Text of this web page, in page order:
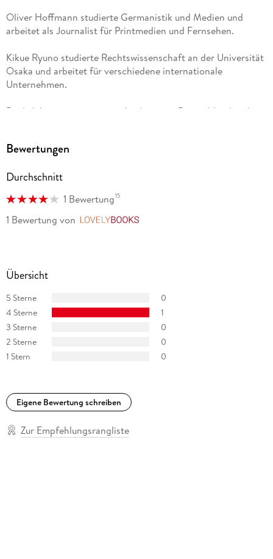
Oliver Hoffmann studierte Germanistik und Medien und
arbeitet als Journalist für Printmedien und Fernsehen.
Kikue Ryuno studierte Rechtswissenschaft an der Universität
Osaka und arbeitet für verschiedene internationale
Unternehmen.
Beide leben gemeinsam wechselweise in Deutschland und
Kultur mit dem Blick der Japanerin auf das scheinbar
Authentizität.
Bewertungen
Durchschnitt
1 Bewertung15
1 Bewertung von
Übersicht
5 Sterne
0
4 Sterne
1
3 Sterne
0
2 Sterne
0
1 Stern
0
Eigene Bewertung schreiben
Zur Empfehlungsrangliste